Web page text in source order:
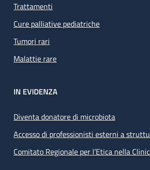
Trattamenti
Cure palliative pediatriche
Tumori rari
Malattie rare
IN EVIDENZA
Diventa donatore di microbiota
Accesso di professionisti esterni a
Comitato Regionale per l’Etica nella